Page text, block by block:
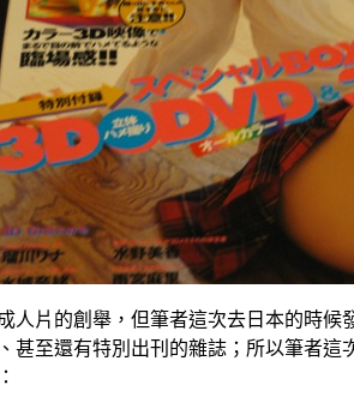
片的創舉，但筆者這次去日本的時候
甚至還有特別出刊的雜誌；所以筆者這